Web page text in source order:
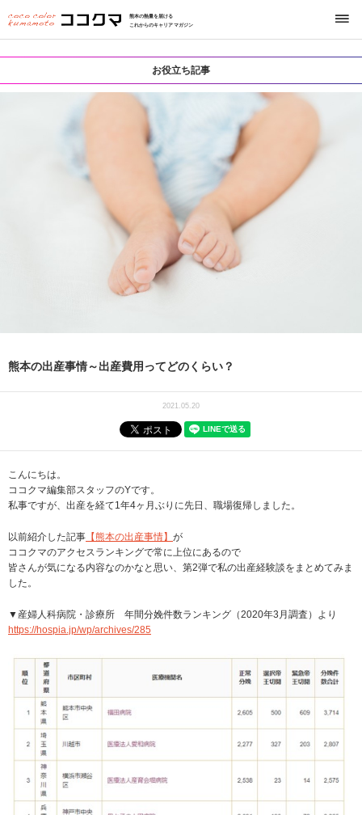
熊本の熱量を届ける
これからのキャリアマガジン
お役立ち記事
熊本の出産事情～出産費用ってどのくらい？
2021.05.20
こんにちは。
ココクマ編集部スタッフのYです。
私事ですが、出産を経て1年4ヶ月ぶりに先日、職場復帰しました。
以前紹介した記事 【熊本の出産事情】 が
ココクマのアクセスランキングで常に上位にあるので
皆さんが気になる内容なのかなと思い、第2弾で私の出産経験談をまとめてみま
した。
▼産婦人科病院・診療所 年間分娩件数ランキング（2020年3月調査）より
https://hospia.jp/wp/archives/285